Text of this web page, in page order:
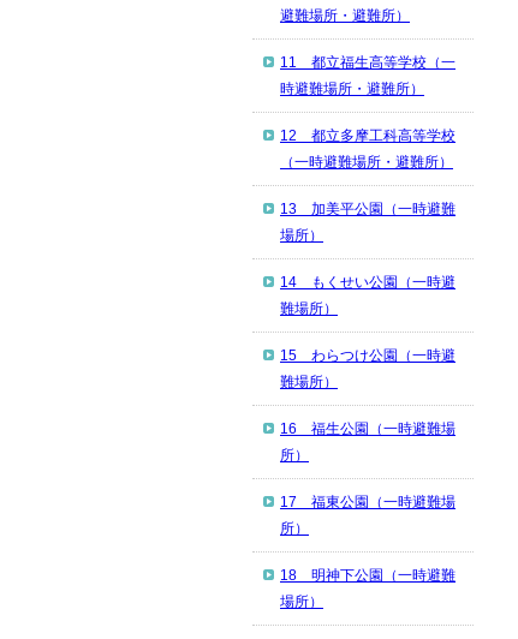
避難場所・避難所）
11 都立福生高等学校（一
時避難場所・避難所）
12 都立多摩工科高等学校
（一時避難場所・避難所）
13 加美平公園（一時避難
場所）
14 もくせい公園（一時避
難場所）
15 わらつけ公園（一時避
難場所）
16 福生公園（一時避難場
所）
17 福東公園（一時避難場
所）
18 明神下公園（一時避難
場所）